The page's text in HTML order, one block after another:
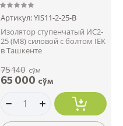
Артикул:YIS11-2-25-B
Изолятор ступенчатый ИС2-
25 (М8) силовой с болтом IEK
в Ташкенте
75 140 сўм
65 000 сўм